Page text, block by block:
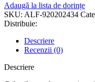
Adaugă la lista de dorințe
SKU: ALF-920202434
Distribuie:
Descriere
Recenzii (0)
Descriere